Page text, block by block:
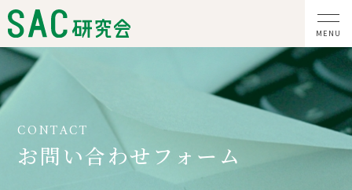
CONTACT
お問い合わせフォーム